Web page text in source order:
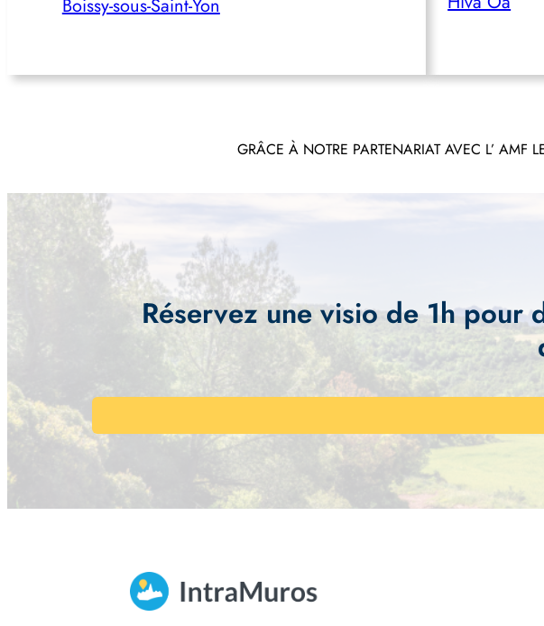
Boissy-sous-Saint-Yon
GRÂCE À NOTRE PARTENARIAT AVEC L’ AMF
Réservez une visio de 1h pour